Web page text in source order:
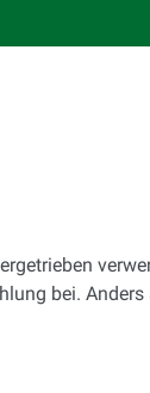
bei.